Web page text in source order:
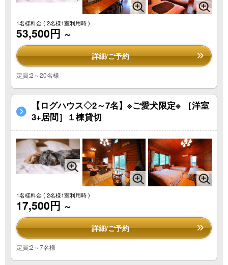
1名様料金( 2名様1室利用時 )
53,500円 ～
詳細/ご予約
定員:2～20名様
【ログハウス◇2～7名】※ご愛犬限定※ ［洋室
3+居間］１棟貸切
1名様料金( 2名様1室利用時 )
17,500円 ～
詳細/ご予約
定員:2～7名様